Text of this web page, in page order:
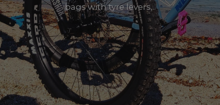
bags with tyre levers,..